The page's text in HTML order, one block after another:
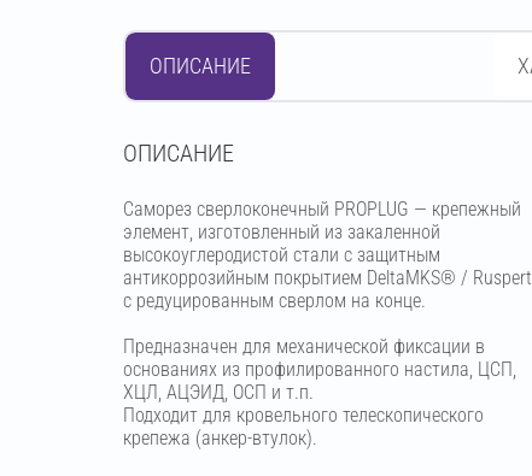
ОПИСАНИЕ
OПИСАНИЕ
Саморез сверлоконечный PROPLUG — крепежный
элемент, изготовленный из закаленной
высокоуглеродистой стали с защитным
антикоррозийным покрытием DeltaMKS® /
с редуцированным сверлом на конце.
Предназначен для механической фиксации в
основаниях из профилированного настила, ЦСП,
ХЦЛ, АЦЭИД, ОСП и т.п.
Подходит для кровельного телескопического
крепежа (анкер-втулок).